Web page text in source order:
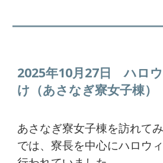
2025年10月27日 ハロ
け（あさなぎ寮女子棟）
あさなぎ寮女子棟を訪れて
では、寮長を中心にハロウ